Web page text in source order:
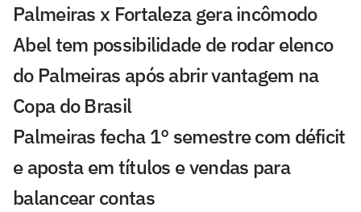
Palmeiras x Fortaleza gera incômodo
Abel tem possibilidade de rodar elenco
do Palmeiras após abrir vantagem na
Copa do Brasil
Palmeiras fecha 1° semestre com déficit
e aposta em títulos e vendas para
balancear contas